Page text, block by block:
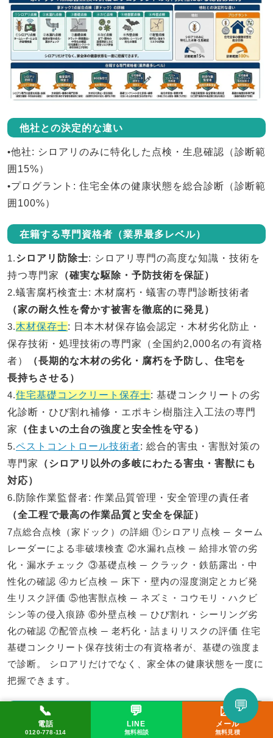
他社との決定的な違い
•他社: シロアリのみに特化した点検・生息確認（診断範
囲15%）
•プログラント : 住宅全体の健康状態を総合診断（診断範
囲100%）
在籍する専門資格者（業界最多レベル）
1.シロアリ防除士: シロアリ専門の高度な知識・技術を
持つ専門家
（確実な駆除・予防技術を保証）
2.蟻害腐朽検査士: 木材腐朽・蟻害の専門診断技術者
（家の耐久性を脅かす被害を徹底的に発見）
3.木材保存士: 日本木材保存協会認定・木材劣化防止・
保存技術・処理技術の専門家（全国約2,000名の有資格
者）
（長期的な木材の劣化・腐朽を予防し、住宅を
長持ちさせる）
4.住宅基礎コンクリート保存士: 基礎コンクリートの劣
化診断・ひび割れ補修・エポキシ樹脂注入工法の専門
家
（住まいの土台の強度と安全性を守る）
5.ペストコントロール技術者: 総合的害虫・害獣対策の
専門家
（シロアリ以外の多岐にわたる害虫・害獣にも
対応）
6. 防除作業監督者: 作業品質管理・安全管理の責任者
（全工程で最高の作業品質と安全を保証）
7点総合点検（家ドック）の詳細 ①シロアリ点検 ─ ターム
レーダーによる非破壊検査 ②水漏れ点検 ─ 給排水管の劣
化・漏水チェック ③基礎点検 ─ クラック・鉄筋露出・中
性化の確認 ④カビ点検 ─ 床下・壁内の湿度測定とカビ発
生リスク評価 ⑤他害獣点検 ─ ネズミ・コウモリ・ハクビ
シン等の侵入痕跡 ⑥外壁点検 ─ ひび割れ・シーリング劣
化の確認 ⑦配管点検 ─ 老朽化・詰まりリスクの評価 住宅
基礎コンクリート保存技術士の有資格者が、基礎の強度ま
で診断。 シロアリだけでなく、家全体の健康状態を一度に
把握できます。
【ハイブリッド防除技術の定義】
LINEで相談してみる
📞 0120-778-114 ✉️ メール 💬 LINE
📞
電話
0120-778-114
💬
LINE
無料相談
✉️
メール
無料見積
💬